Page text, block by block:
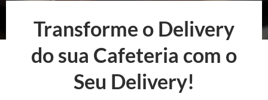
Transforme o Delivery
do sua Cafeteria com o
Seu Delivery!